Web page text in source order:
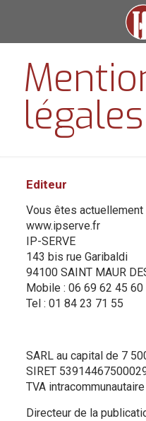
légales
Editeur
Vous êtes
www.ipserve.fr
IP-SERVE
143 bis rue Garibaldi
94100 SAINT MAUR
Mobile : 06 69 62 45 60
Tel : 01 84 23 71 55
SARL au capital de 7
SIRET
TVA
Directeur de la